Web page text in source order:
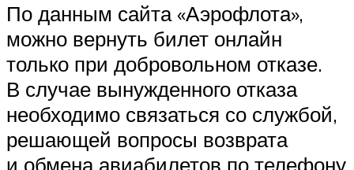
По данным сайта «Аэрофлота»,
можно вернуть билет онлайн
только при добровольном отказе.
В случае вынужденного отказа
необходимо связаться со службой,
решающей вопросы возврата
и обмена авиабилетов по телефону